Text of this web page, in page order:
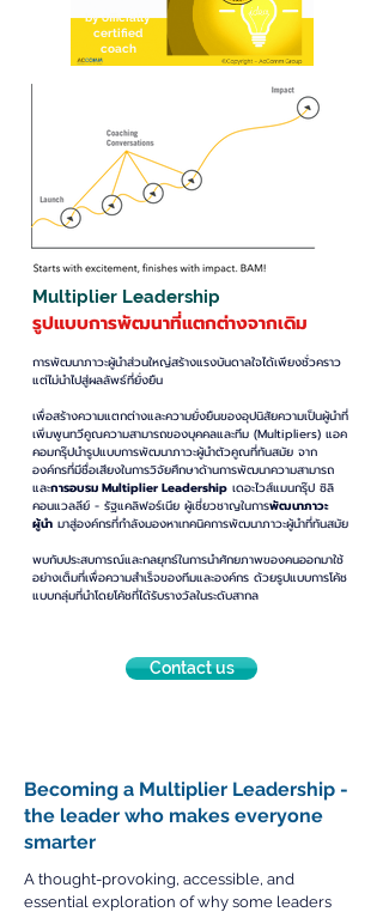
by officially
certified
coach
Multiplier Leadership
รูปแบบการพัฒนาที่แตกต่างจากเดิม
การพัฒนาภาวะผู้นำส่วนใหญ่สร้างแรงบันดาลใจได้เพียงชั่วคราว
แต่ไม่นำไปสู่ผลลัพธ์ที่ยั่งยืน
เพื่อสร้างความแตกต่างและความยั่งยืนของอุปนิสัยความเป็นผู้นำที่
เพิ่มพูนทวีคูณความสามารถของบุคคลและทีม (Multipliers) แอค
คอมกรุ๊ปนำรูปแบบการพัฒนาภาวะผู้นำตัวคูณที่ทันสมัย จาก
องค์กรที่มีชื่อเสียงในการวิจัยศึกษาด้านการพัฒนาความสามารถ
และการอบรม Multiplier Leadership เดอะไวส์แมนกรุ๊ป ซิลิ
คอนแวลลีย์ - รัฐแคลิฟอร์เนีย ผู้เชี่ยวชาญในการพัฒนาภาวะ
ผู้นำ มาสู่องค์กรที่กำลังมองหาเทคนิคการพัฒนาภาวะผู้นำที่ทันสมัย
พบกับประสบการณ์และกลยุทธ์ในการนำศักยภาพของคนออกมาใช้
อย่างเต็มที่เพื่อความสำเร็จของทีมและองค์กร ด้วยรูปแบบการโค้ช
แบบกลุ่มที่นำโดยโค้ชที่ได้รับรางวัลในระดับสากล
Contact us
Becoming a Multiplier Leadership -
the leader who makes everyone
smarter
A thought-provoking, accessible, and
essential exploration of why some leaders